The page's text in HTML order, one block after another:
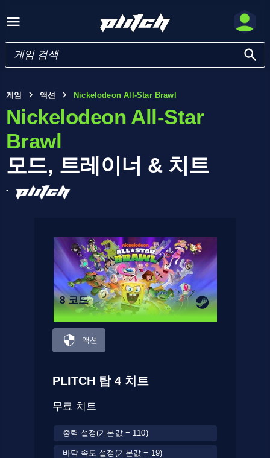
게임 액션 Nickelodeon All-Star Brawl
Nickelodeon All-Star
Brawl
모드, 트레이너 & 치트
-
8 코드
액션
PLITCH 탑 4 치트
무료 치트
중력 설정(기본값 = 110)
바닥 속도 설정(기본값 = 19)